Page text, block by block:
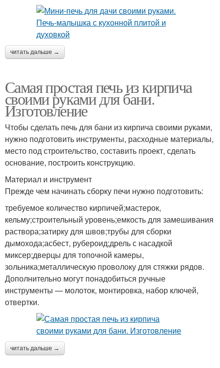
читать дальше →
Самая простая печь из кирпича
своими руками для бани.
Изготовление
Чтобы сделать печь для бани из кирпича своими руками,
нужно подготовить инструменты, расходные материалы,
место под строительство, составить проект, сделать
основание, построить конструкцию.
Материал и инструмент
Прежде чем начинать сборку печи нужно подготовить:
требуемое количество кирпичей;мастерок,
кельму;строительный уровень;емкость для замешивания
раствора;затирку для швов;трубы для сборки
дымохода;асбест, рубероид;дрель с насадкой
миксер;дверцы для топочной камеры,
зольника;металлическую проволоку для стяжки рядов.
Дополнительно могут понадобиться ручные
инструменты — молоток, монтировка, набор ключей,
отвертки.
читать дальше →